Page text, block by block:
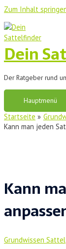
Zum Inhalt
Dein
Der Ratgeber rund
Hauptmenü
Startseite
Kann man jeden
Kann
Grundwissen Sattel